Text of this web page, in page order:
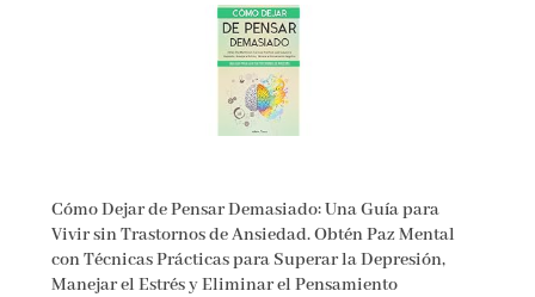
Cómo Dejar de Pensar Demasiado: Una Guía para
Vivir sin Trastornos de Ansiedad. Obtén Paz Mental
con Técnicas Prácticas para Superar la Depresión,
Manejar el Estrés y Eliminar el Pensamiento